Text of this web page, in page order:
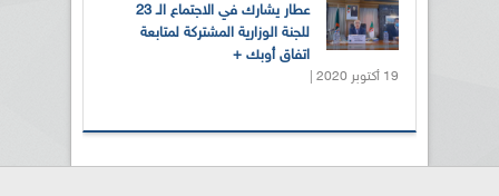
عطار يشارك في الاجتماع الـ 23
للجنة الوزارية المشتركة لمتابعة
اتفاق أوبك +
19 أكتوبر 2020 |